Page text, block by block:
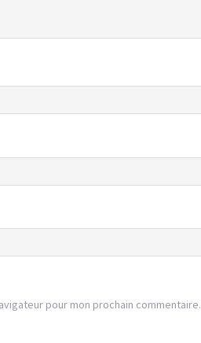
pour mon prochain commentaire.